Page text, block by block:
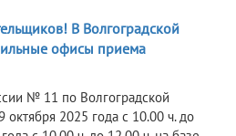
В Волгоградской
офисы приема
№ 11 по Волгоградской
октября 2025 года с 10.00 ч. до